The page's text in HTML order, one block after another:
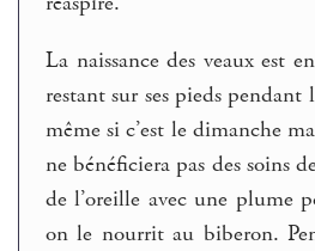
La naissance des veaux est
restant sur ses pieds
même si c’est le dimanche
ne bénéficiera pas des soins
de l’oreille avec une plume
on le nourrit au biberon.